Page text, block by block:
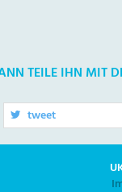
TEILE IHN MIT
tweet